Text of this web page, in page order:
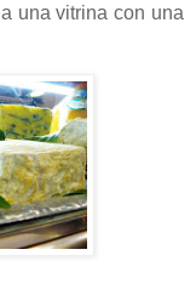
una vitrina con una